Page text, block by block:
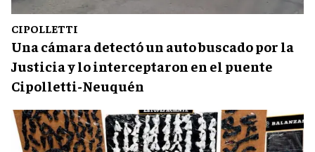
CIPOLLETTI
Una cámara detectó un auto buscado por la
Justicia y lo interceptaron en el puente
Cipolletti-Neuquén